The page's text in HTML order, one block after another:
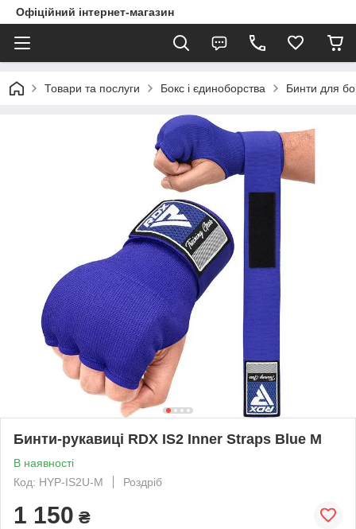
Офіційний інтернет-магазин
Товари та послуги Бокс і єдиноборства Бинти для
Бинти-рукавиці RDX IS2 Inner Straps Blue M
В наявності
Код: HYP-IS2U-M
Роздріб
1 150 ₴